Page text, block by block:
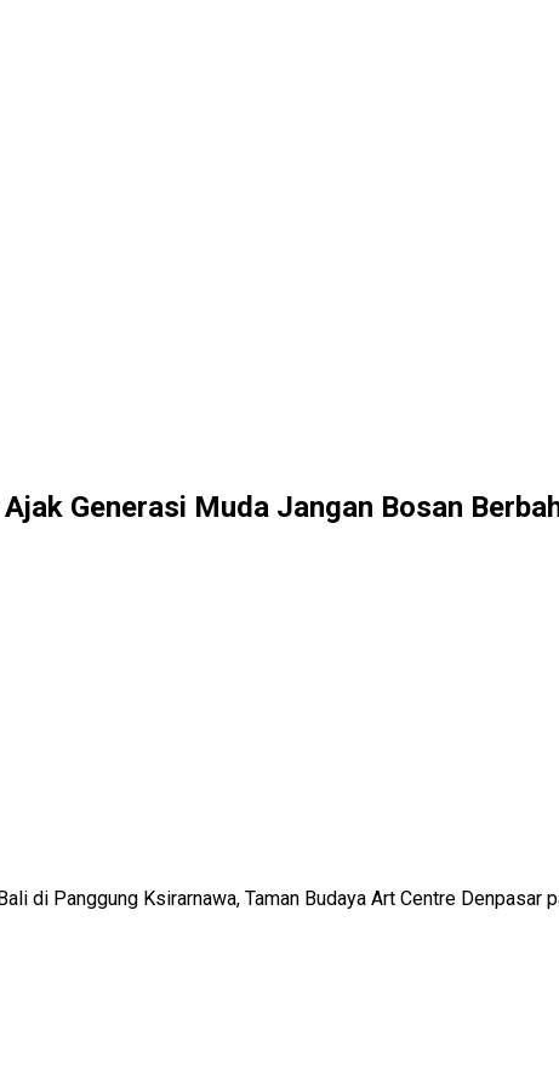
Generasi Muda Jangan Bosan
di Panggung Ksirarnawa, Taman Budaya Art Centre Denpasar